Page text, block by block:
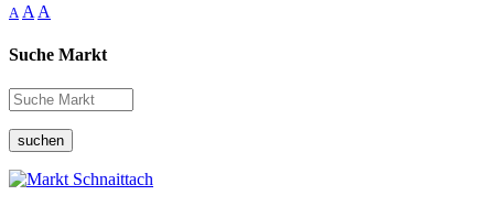
A A A
Suche Markt
suchen